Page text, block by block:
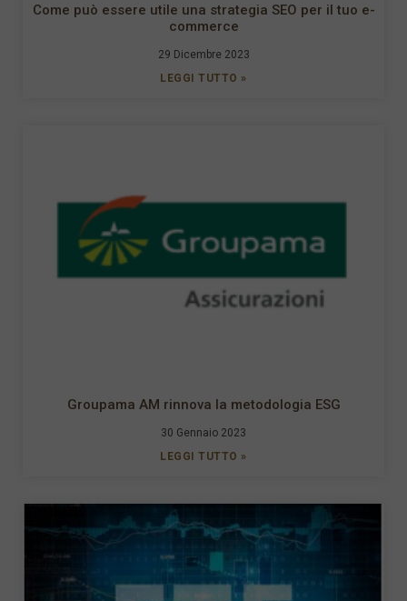
Come può essere utile una strategia SEO per il tuo e-
commerce
29 Dicembre 2023
LEGGI TUTTO »
Groupama AM rinnova la metodologia ESG
30 Gennaio 2023
LEGGI TUTTO »